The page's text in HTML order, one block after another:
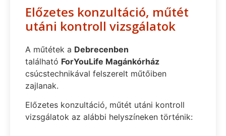
Előzetes konzultáció, műtét
utáni kontroll vizsgálatok
A műtétek a Debrecenben
található ForYouLife Magánkórház
csúcstechnikával felszerelt műtőiben
zajlanak.
Előzetes konzultáció, műtét utáni kontroll
vizsgálatok az alábbi helyszíneken történik: